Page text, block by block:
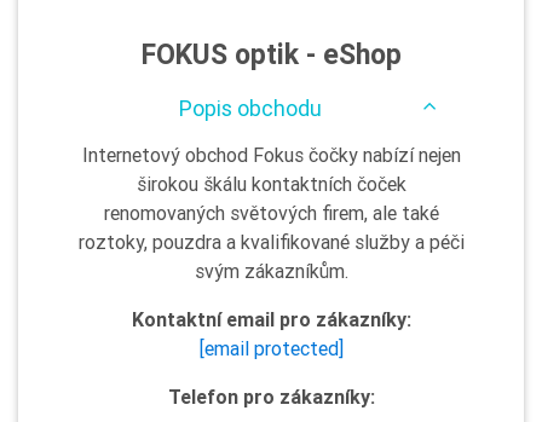
FOKUS optik - eShop
Popis obchodu
Internetový obchod Fokus čočky nabízí nejen
širokou škálu kontaktních čoček
renomovaných světových firem, ale také
roztoky, pouzdra a kvalifikované služby a péči
svým zákazníkům.
Kontaktní email pro zákazníky:
[email protected]
Telefon pro zákazníky: